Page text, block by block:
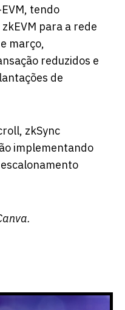
tendo
para a rede
março,
reduzidos e
de
zkSync
implementando